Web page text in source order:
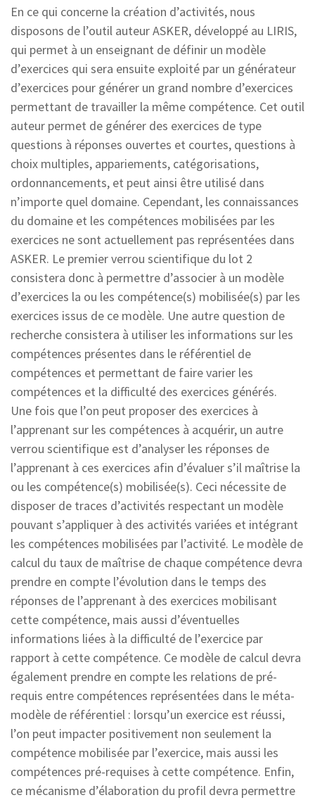
En ce qui concerne la création d’activités, nous
disposons de l’outil auteur ASKER, développé au LIRIS,
qui permet à un enseignant de définir un modèle
d’exercices qui sera ensuite exploité par un générateur
d’exercices pour générer un grand nombre d’exercices
permettant de travailler la même compétence. Cet outil
auteur permet de générer des exercices de type
questions à réponses ouvertes et courtes, questions à
choix multiples, appariements, catégorisations,
ordonnancements, et peut ainsi être utilisé dans
n’importe quel domaine. Cependant, les connaissances
du domaine et les compétences mobilisées par les
exercices ne sont actuellement pas représentées dans
ASKER. Le premier verrou scientifique du lot 2
consistera donc à permettre d’associer à un modèle
d’exercices la ou les compétence(s) mobilisée(s) par les
exercices issus de ce modèle. Une autre question de
recherche consistera à utiliser les informations sur les
compétences présentes dans le référentiel de
compétences et permettant de faire varier les
compétences et la difficulté des exercices générés.
Une fois que l’on peut proposer des exercices à
l’apprenant sur les compétences à acquérir, un autre
verrou scientifique est d’analyser les réponses de
l’apprenant à ces exercices afin d’évaluer s’il maîtrise la
ou les compétence(s) mobilisée(s). Ceci nécessite de
disposer de traces d’activités respectant un modèle
pouvant s’appliquer à des activités variées et intégrant
les compétences mobilisées par l’activité. Le modèle de
calcul du taux de maîtrise de chaque compétence devra
prendre en compte l’évolution dans le temps des
réponses de l’apprenant à des exercices mobilisant
cette compétence, mais aussi d’éventuelles
informations liées à la difficulté de l’exercice par
rapport à cette compétence. Ce modèle de calcul devra
également prendre en compte les relations de pré-
requis entre compétences représentées dans le méta-
modèle de référentiel : lorsqu’un exercice est réussi,
l’on peut impacter positivement non seulement la
compétence mobilisée par l’exercice, mais aussi les
compétences pré-requises à cette compétence. Enfin,
ce mécanisme d’élaboration du profil devra permettre